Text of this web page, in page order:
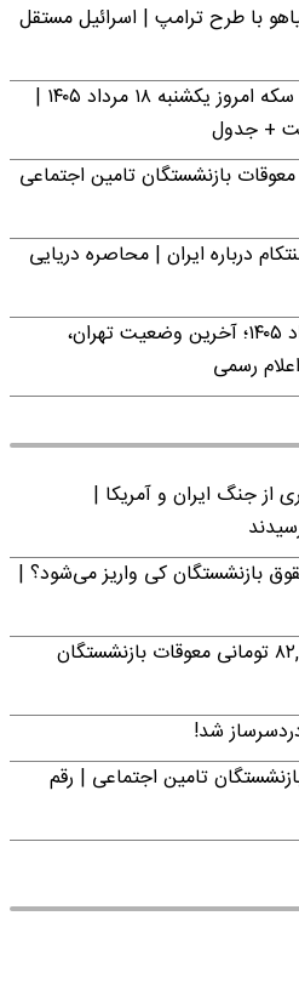
با طرح ترامپ | اسرائیل مستقل
خبر فوری شبانه از قیمت طلا و سکه امروز یکشنبه ۱۸ مرداد ۱۴۰۵ |
بازنشستگان تامین اجتماعی
درباره ایران | محاصره دریایی
تعطیلی ادارات سه‌شنبه ۲۰ مرداد ۱۴۰۵؛ آخرین وضعیت تهران،
جنگ ایران و آمریکا |
بازنشستگان کی واریز می‌شود؟ |
خبر فوری از واریز ۸۲,۰۰۰,۰۰۰,۰۰۰,۰۰۰ تومانی معوقات بازنشستگان
شد!
تامین اجتماعی | رقم